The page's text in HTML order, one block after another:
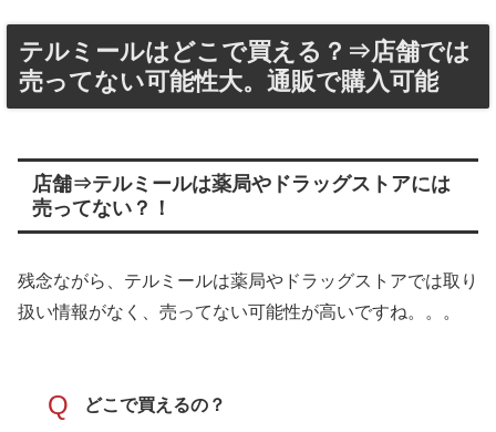
テルミールはどこで買える？⇒店舗では
売ってない可能性大。通販で購入可能
店舗⇒テルミールは薬局やドラッグストアには
売ってない？！
残念ながら、テルミールは薬局やドラッグストアでは取り
扱い情報がなく、売ってない可能性が高いですね。。。
Q どこで買えるの？